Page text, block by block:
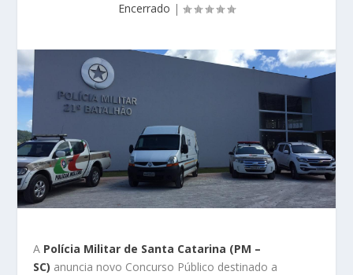
Encerrado |
A Polícia Militar de Santa Catarina (PM –
SC) anuncia novo Concurso Público destinado a